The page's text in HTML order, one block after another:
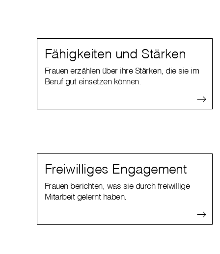
Fähigkeiten und Stärken
Frauen erzählen über ihre Stärken, die sie im
Beruf gut einsetzen können.
Freiwilliges Engagement
Frauen berichten, was sie durch freiwillige
Mitarbeit gelernt haben.